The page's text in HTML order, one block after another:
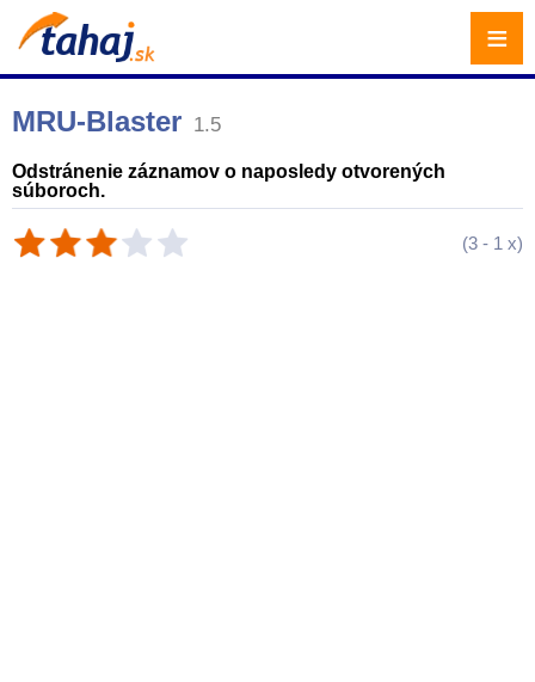
MRU-Blaster 1.5
Odstránenie záznamov o naposledy otvorených
súboroch.
(3 - 1 x)
≡